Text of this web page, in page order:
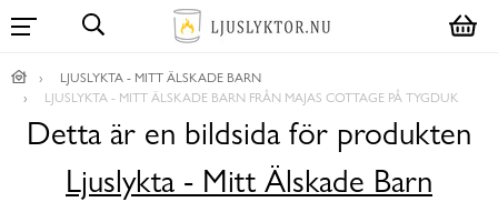
LJUSLYKTA - MITT ÄLSKADE BARN
LJUSLYKTA - MITT ÄLSKADE BARN FRÅN MAJAS COTTAGE PÅ TYGDUK
Detta är en bildsida för produkten
Ljuslykta - Mitt Älskade Barn